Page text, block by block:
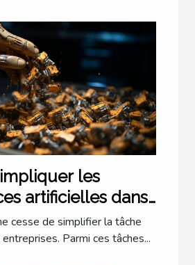
les
artificielles dans
?
cesse de simplifier la tâche
Parmi ces tâches...